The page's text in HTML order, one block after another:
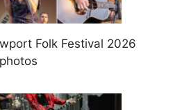
Folk Festival 2026